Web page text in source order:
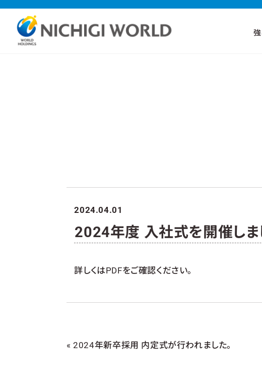
2024.04.01
2024年度 入社式を開催しま
詳しくはPDFをご確認ください。
«2024年新卒採用 内定式が行われました。